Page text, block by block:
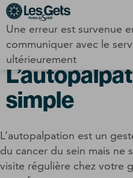
Une erreur est survenue
communiquer avec le
ultérieurement
Octobre
simple
L’autopalpation est un
du cancer du sein mais ne
visite régulière chez votre
Panneau de gestion des